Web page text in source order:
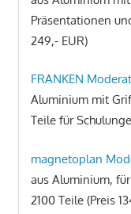
Präsentationen
249,- EUR)
FRANKEN
Aluminium mit
Teile für
magnetoplan
aus Aluminium,
2100 Teile (Preis